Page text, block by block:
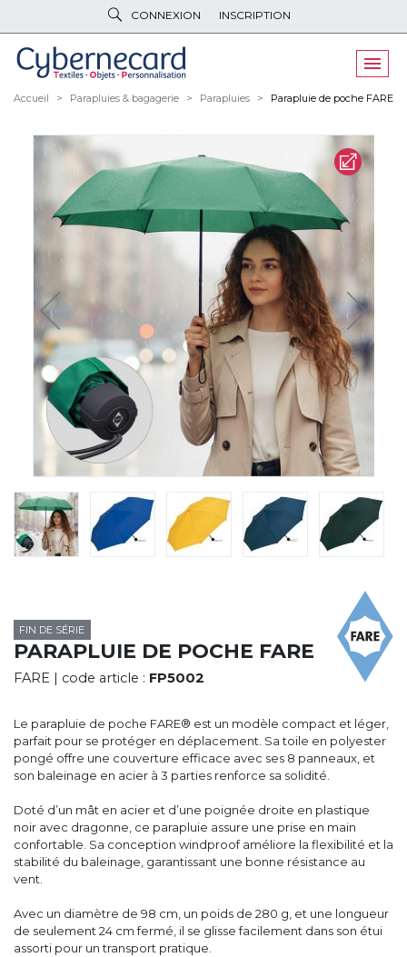
CONNEXION INSCRIPTION
VÊTEMENTSDE TRAVAIL
VÊTEMENTS D'IMAGE
& HIGH-TECH
PELUCHES& GOODIES
LINGE DE
ÉCO RESPONSABLE
PROMOS
CYBERNECARD
LA SOCIÉTÉ
SERVICES
ROADSHOWS, FORUM DES EXPERTS
CATALOGUES & TARIFS
MARQUES & CERTIFICATS
TECHNIQUES MARQUAGE
Accueil Parapluies & bagagerie Parapluies Parapluie de poche FARE
FIN DE SÉRIE
PARAPLUIE DE POCHE FARE
FARE | code article : FP5002
Le parapluie de poche FARE® est un modèle compact et léger,
parfait pour se protéger en déplacement. Sa toile en polyester
pongé offre une couverture efficace avec ses 8 panneaux, et
son baleinage en acier à 3 parties renforce sa solidité.
Doté d’un mât en acier et d’une poignée droite en plastique
noir avec dragonne, ce parapluie assure une prise en main
confortable. Sa conception windproof améliore la flexibilité et la
stabilité du baleinage, garantissant une bonne résistance au
vent.
Avec un diamètre de 98 cm, un poids de 280 g, et une longueur
de seulement 24 cm fermé, il se glisse facilement dans son étui
assorti pour un transport pratique.